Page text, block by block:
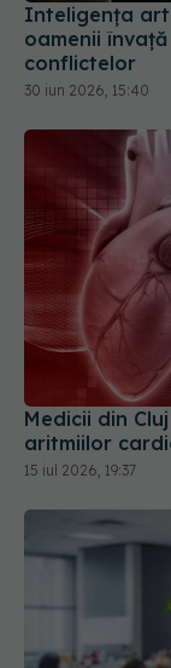
Inteligența
oamenii
conflictelor
30 iun 2026, 15:40
Medicii din
aritmiilor
15 iul 2026, 19:37